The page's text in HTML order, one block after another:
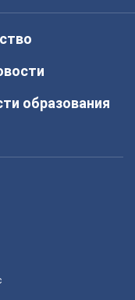
образования